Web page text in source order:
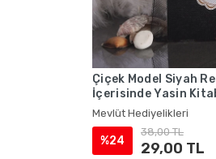
Çiçek Model Siyah
İçerisinde Yasin
Mevlüt Hediyelikleri
Mevlüt Hediyelikleri
%24
38,00 TL
29,00 TL